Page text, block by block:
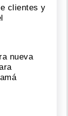
clientes y
nueva